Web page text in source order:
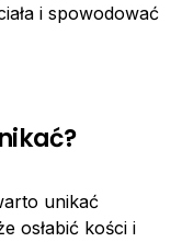
i spowodować
unikać
osłabić kości i